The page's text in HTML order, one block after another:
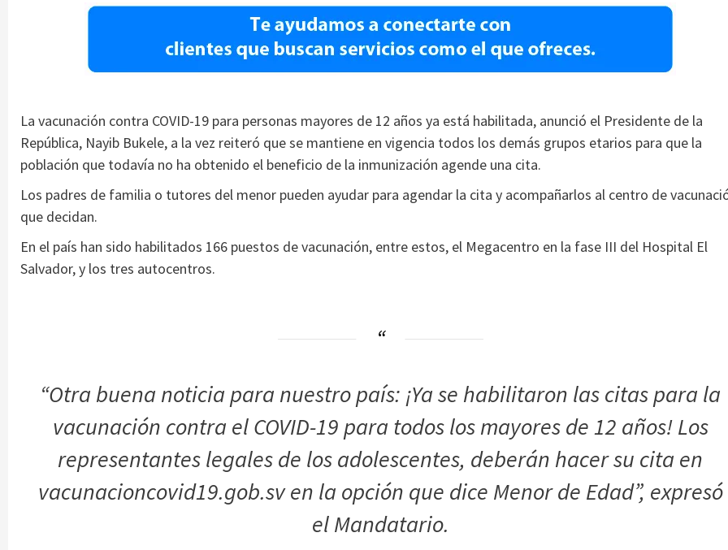
La vacunación contra COVID-19 para personas mayores de 12 años ya está habilitada, anunció el Presidente de la
República, Nayib Bukele, a la vez reiteró que se mantiene en vigencia todos los demás grupos etarios para que la
población que todavía no ha obtenido el beneficio de la inmunización agende una cita.
Los padres de familia o tutores del menor pueden ayudar para agendar la cita y acompañarlos al centro de
que decidan.
En el país han sido habilitados 166 puestos de vacunación, entre estos, el Megacentro en la fase III del Hospital El
Salvador, y los tres autocentros.
“Otra buena noticia para nuestro país: ¡Ya se habilitaron las citas para la
vacunación contra el COVID-19 para todos los mayores de 12 años! Los
representantes legales de los adolescentes, deberán hacer su cita en
vacunacioncovid19.gob.sv en la opción que dice Menor de Edad”, expresó
el Mandatario.